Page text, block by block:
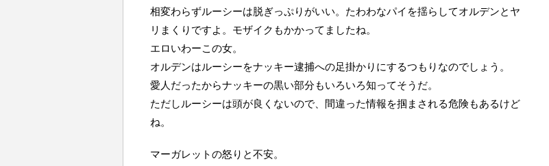
相変わらずルーシーは脱ぎっぷりがいい。たわわなパイを揺らしてオルデンとヤ
リまくりですよ。モザイクもかかってましたね。
エロいわーこの女。
オルデンはルーシーをナッキー逮捕への足掛かりにするつもりなのでしょう。
愛人だったからナッキーの黒い部分もいろいろ知ってそうだ。
ただしルーシーは頭が良くないので、間違った情報を掴まされる危険もあるけど
ね。
マーガレットの怒りと不安。